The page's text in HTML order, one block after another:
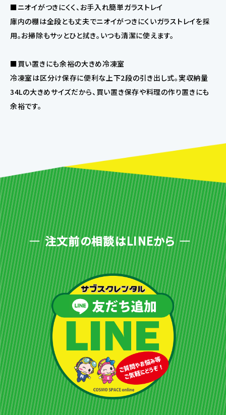
■ニオイがつきにくく、お手入れ簡単ガラストレイ
庫内の棚は全段とも丈夫でニオイがつきにくいガラストレイを採
用。お掃除もサッとひと拭き。いつも清潔に使えます。
■買い置きにも余裕の大きめ冷凍室
冷凍室は区分け保存に便利な上下2段の引き出し式。実収納量
34Lの大きめサイズだから、買い置き保存や料理の作り置きにも
余裕です。
注文前の相談はLINEから